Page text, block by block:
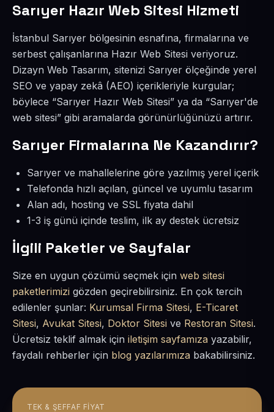
Sarıyer Hazır Web Sitesi Hizmeti
İstanbul Sarıyer bölgesinin esnafına, firmalarına ve
serbest çalışanlarına Hazır Web Sitesi veriyoruz.
Dizayn Web Tasarım, sitenizi Sarıyer ölçeğinde yerel
SEO ve yapay zekâ (AEO) içerikleriyle kurgular;
böylece “Sarıyer Hazır Web Sitesi” ya da “Sarıyer'de
web sitesi” gibi aramalarda görünürlüğünüzü artırır.
Sarıyer Firmalarına Ne Kazandırır?
Sarıyer ve mahallelerine göre yazılmış yerel içerik
Telefonda hızlı açılan, güncel ve uyumlu tasarım
Alan adı, hosting ve SSL fiyata dahil
1-3 iş günü içinde teslim, ilk ay destek ücretsiz
İlgili Paketler ve Sayfalar
Size en uygun çözümü seçmek için web sitesi
paketlerimizi gözden geçirebilirsiniz. En çok tercih
edilenler şunlar: Kurumsal Firma Sitesi, E-Ticaret
Sitesi, Avukat Sitesi, Doktor Sitesi ve Restoran Sitesi.
Ücretsiz teklif almak için iletişim sayfamıza yazabilir,
faydalı rehberler için blog yazılarımıza bakabilirsiniz.
TEK & ŞEFFAF FIYAT